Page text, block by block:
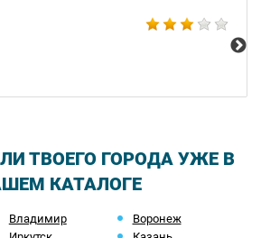
ТВОЕГО ГОРОДА УЖЕ В
КАТАЛОГЕ
Владимир
Воронеж